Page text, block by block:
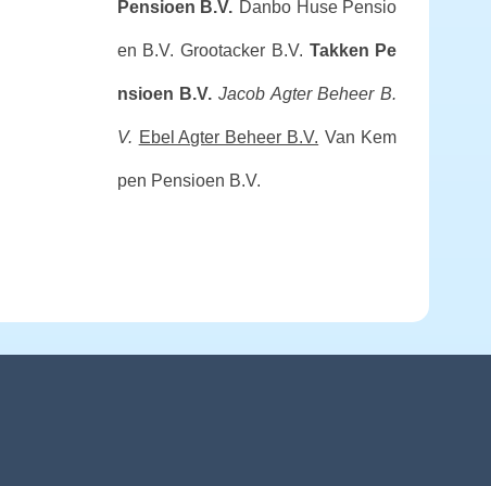
Pensioen B.V. Danbo Huse Pensio
en B.V. Grootacker B.V. Takken Pe
nsioen B.V. Jacob Agter Beheer B.
V. Ebel Agter Beheer B.V. Van Kem
pen Pensioen B.V.